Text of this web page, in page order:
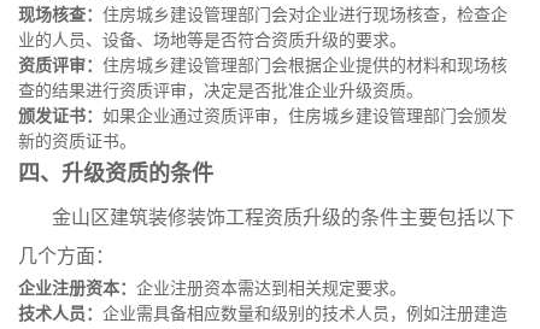
现场核查： 住房城乡建设管理部门会对企业进行现场核查，检查企
业的人员、设备、场地等是否符合资质升级的要求。
资质评审： 住房城乡建设管理部门会根据企业提供的材料和现场核
查的结果进行资质评审，决定是否批准企业升级资质。
颁发证书： 如果企业通过资质评审，住房城乡建设管理部门会颁发
新的资质证书。
四、升级资质的条件
金山区建筑装修装饰工程资质升级的条件主要包括以下
几个方面：
企业注册资本： 企业注册资本需达到相关规定要求。
技术人员： 企业需具备相应数量和级别的技术人员，例如注册建造